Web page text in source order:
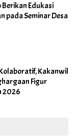
Edukasi
pada Seminar Desa
Kakanwil
Figur
2026